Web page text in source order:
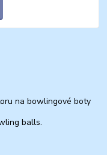
na bowlingové boty
balls.